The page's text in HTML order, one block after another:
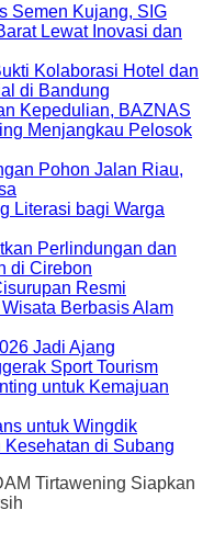
Semen Kujang, SIG
Lewat Inovasi dan
Kolaborasi Hotel dan
di Bandung
Kepedulian, BAZNAS
Menjangkau Pelosok
Pohon Jalan Riau,
Literasi bagi Warga
Perlindungan dan
di Cirebon
Resmi
Berbasis Alam
Jadi Ajang
Sport Tourism
untuk Kemajuan
untuk Wingdik
di Subang
Tirtawening Siapkan